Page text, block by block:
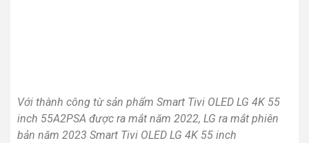
Với thành công từ sản phẩm Smart Tivi OLED LG 4K 55
inch 55A2PSA được ra mắt năm 2022, LG ra mắt phiên
bản năm 2023 Smart Tivi OLED LG 4K 55 inch